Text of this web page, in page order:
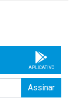
APLICATIVO
Assinar